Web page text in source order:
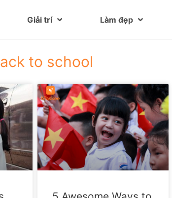
Giải trí Làm đẹp
to school